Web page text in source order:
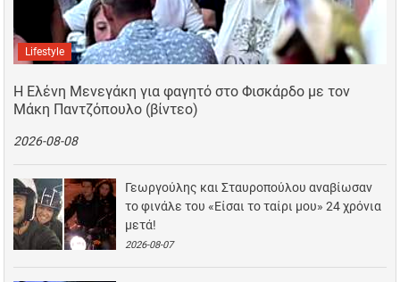
Lifestyle
Η Ελένη Μενεγάκη για φαγητό στο Φισκάρδο με τον
Μάκη Παντζόπουλο (βίντεο)
2026-08-08
Γεωργούλης και Σταυροπούλου αναβίωσαν
το φινάλε του «Είσαι το ταίρι μου» 24 χρόνια
μετά!
2026-08-07